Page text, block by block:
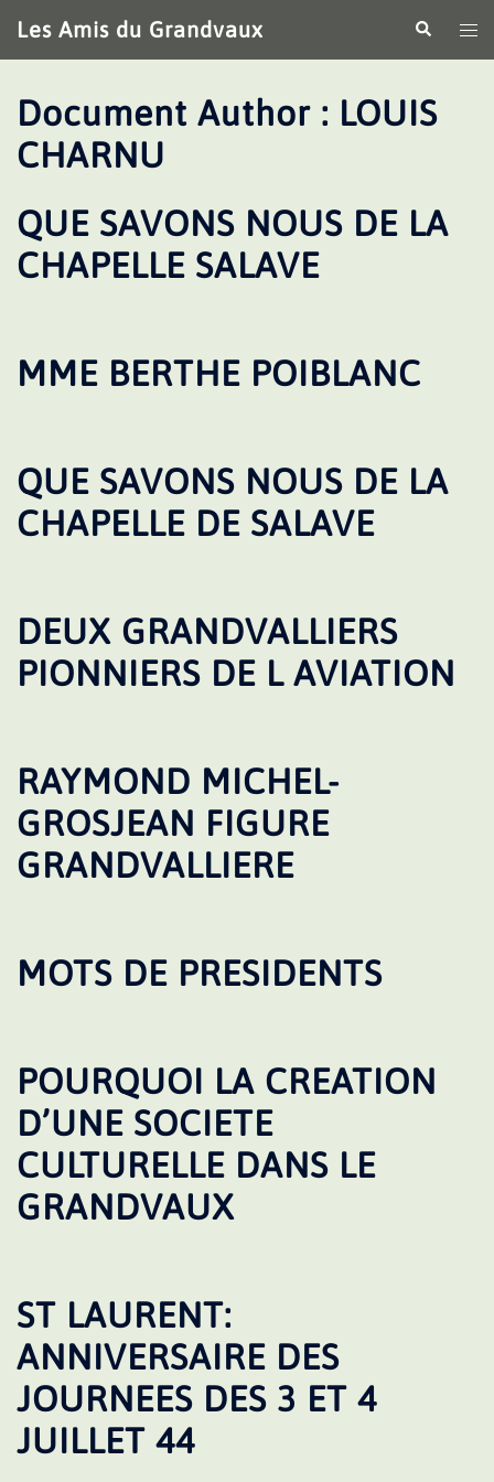
au
contenu
Les Amis du Grandvaux
le
Document Author : LOUIS
CHARNU
QUE SAVONS NOUS DE LA
CHAPELLE SALAVE
MME BERTHE POIBLANC
QUE SAVONS NOUS DE LA
CHAPELLE DE SALAVE
DEUX GRANDVALLIERS
PIONNIERS DE L AVIATION
RAYMOND MICHEL-
GROSJEAN FIGURE
GRANDVALLIERE
MOTS DE PRESIDENTS
POURQUOI LA CREATION
D’UNE SOCIETE
CULTURELLE DANS LE
GRANDVAUX
ST LAURENT:
ANNIVERSAIRE DES
JOURNEES DES 3 ET 4
JUILLET 44